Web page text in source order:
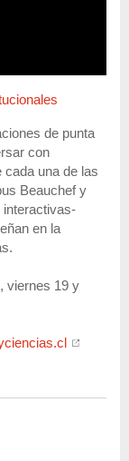
de punta
con
una de las
Beauchef y
en la
viernes 19 y